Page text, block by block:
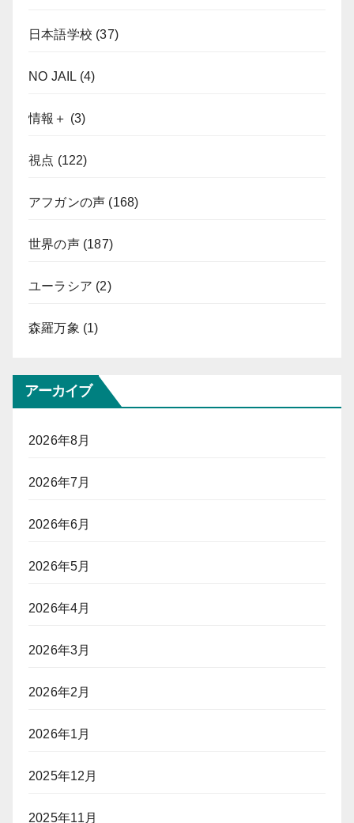
日本語学校 (37)
NO JAIL (4)
情報＋ (3)
視点 (122)
アフガンの声 (168)
世界の声(187)
ユーラシア (2)
森羅万象 (1)
アーカイブ
2026年8月
2026年7月
2026年6月
2026年5月
2026年4月
2026年3月
2026年2月
2026年1月
2025年12月
2025年11月